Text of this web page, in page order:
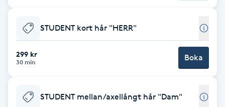
Extensions
Extensions borttagning
Eyeliner-tatuering
F
Face framing
STUDENT kort hår "HERR"
299 kr
30 min Boka
STUDENT mellan/axellångt hår "Dam"